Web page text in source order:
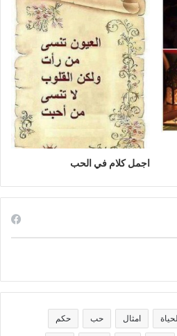
اجمل كلام في الحب
امثال حب حكم